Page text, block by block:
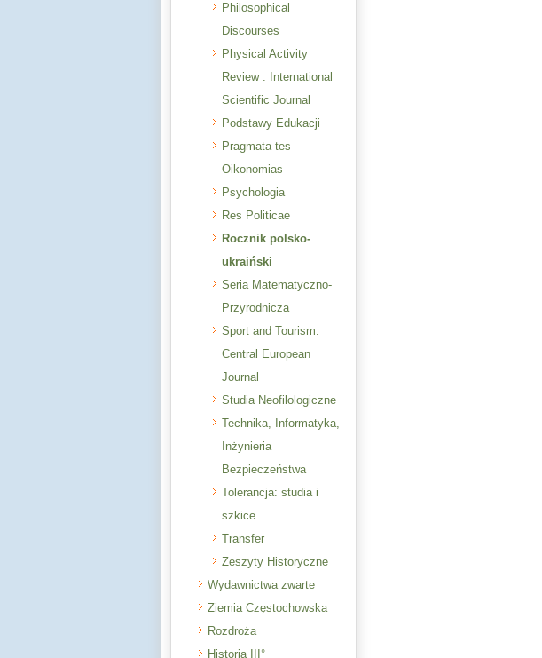
Philosophical
Discourses
Physical Activity
Review : International
Scientific Journal
Podstawy Edukacji
Pragmata tes
Oikonomias
Psychologia
Res Politicae
Rocznik polsko-
ukraiński
Seria Matematyczno-
Przyrodnicza
Sport and Tourism.
Central European
Journal
Studia Neofilologiczne
Technika, Informatyka,
Inżynieria
Bezpieczeństwa
Tolerancja: studia i
szkice
Transfer
Zeszyty Historyczne
Wydawnictwa zwarte
Ziemia Częstochowska
Rozdroża
Historia III°